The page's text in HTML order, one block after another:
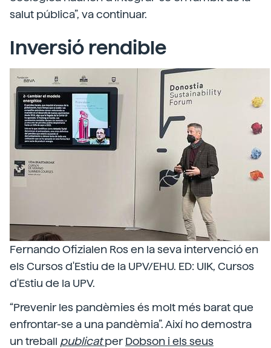
salut pública”, va continuar.
Inversió rendible
Fernando Ofizialen Ros en la seva intervenció en
els Cursos d'Estiu de la UPV/EHU. ED: UIK, Cursos
d'Estiu de la UPV.
“Prevenir les pandèmies és molt més barat que
enfrontar-se a una pandèmia”. Així ho demostra
un treball publicat perDobson i els seus